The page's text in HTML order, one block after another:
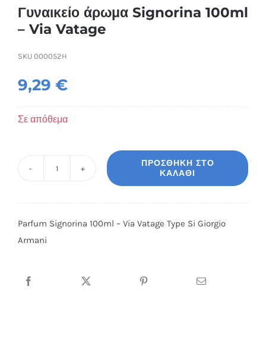
Ισοθερμικά Ρούχα
Ποτά
Γυναικείο άρωμα Signorina 100ml
– Via Vatage
SKU 000052H
9,29 €
Σε απόθεμα
100ml
Vatage
ΠΡΟΣΘΉΚΗ ΣΤΟ
ΚΑΛΆΘΙ
Parfum Signorina 100ml – Via Vatage Type Si Giorgio
Armani